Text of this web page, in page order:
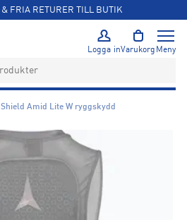
& FRIA RETURER TILL BUTIK
Logga inVarukorg Meny
Shield Amid Lite W ryggskydd